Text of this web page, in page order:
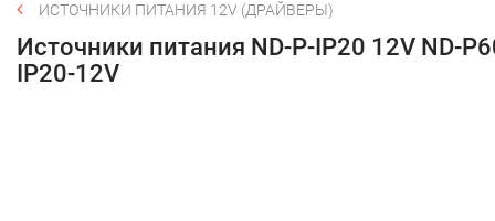
ИСТОЧНИКИ ПИТАНИЯ 12V (ДРАЙВЕРЫ)
Источники питания ND-P-IP20 12V ND-
IP20-12V